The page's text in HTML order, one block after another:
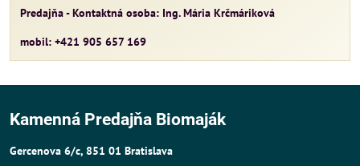
Predajňa - Kontaktná osoba: Ing. Mária Krčmáriková
mobil: +421 905 657 169
Kamenná Predajňa Biomaják
Gercenova 6/c, 851 01 Bratislava